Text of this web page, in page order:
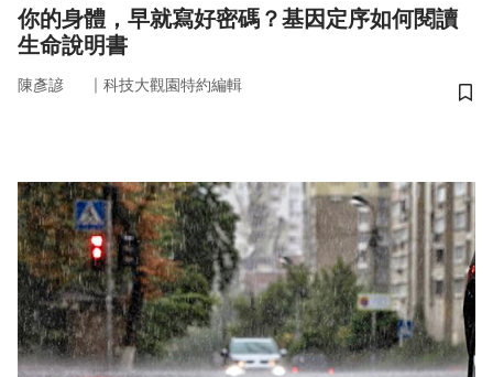
你的身體，早就寫好密碼？基因定序如何閱讀
生命說明書
陳彥諺 ｜ 科技大觀園特約編輯
儲